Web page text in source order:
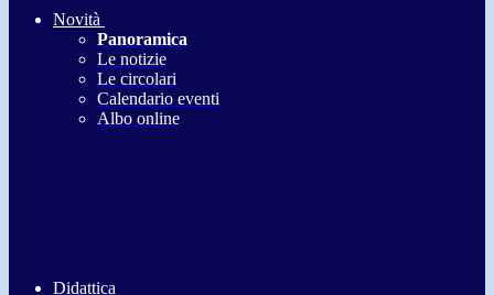
Novità
Panoramica
Le notizie
Le circolari
Calendario eventi
Albo online
Didattica